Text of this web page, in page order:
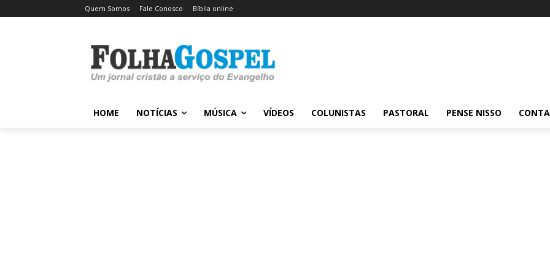
Quem Somos Fale Conosco Bíblia online
HOME NOTÍCIAS MÚSICA VÍDEOS COLUNISTAS PASTORAL PENSE NISSO